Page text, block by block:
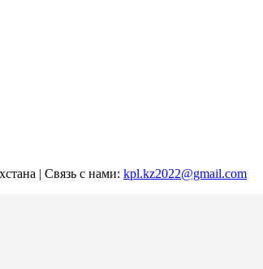
| Связь с нами: kpl.kz2022@gmail.com